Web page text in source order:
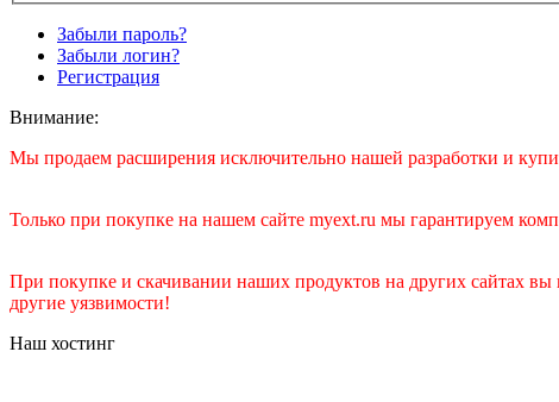
Забыли пароль?
Забыли логин?
Регистрация
Внимание:
Мы продаем расширения исключительно нашей разработки и
Только при покупке на нашем сайте myext.ru мы гарантируем
При покупке и скачивании наших продуктов на других сайтах
другие уязвимости!
Наш хостинг